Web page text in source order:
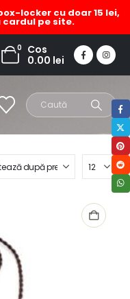
locker cu doar 15 lei,
pe site.
0
Cos
0.00 lei